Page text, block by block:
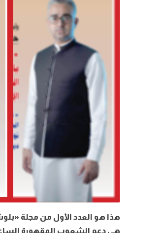
هذا هو العدد الأول من مجلة
هي دعم الشعوب المقهورة